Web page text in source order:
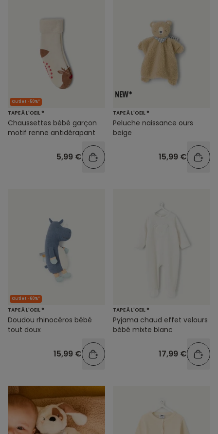
Outlet -50%*
TAPE À L'OEIL ®
Chaussettes bébé garçon
motif renne antidérapant
5,99 €
TAPE À L'OEIL ®
Peluche naissance ours
beige
15,99 €
Outlet -60%*
TAPE À L'OEIL ®
Doudou rhinocéros bébé
tout doux
15,99 €
TAPE À L'OEIL ®
Pyjama chaud effet velours
bébé mixte blanc
17,99 €